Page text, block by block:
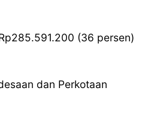
(36 persen)
dan Perkotaan